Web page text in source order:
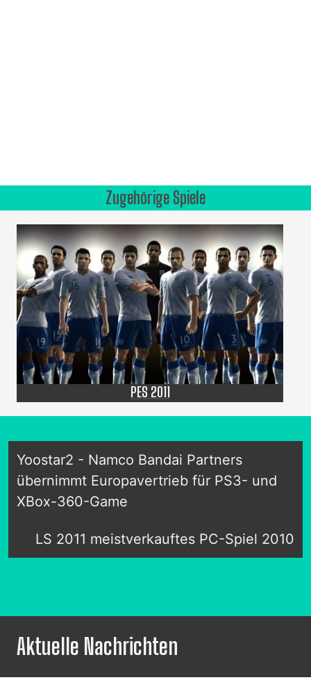
Zugehörige Spiele
PES 2011
Yoostar2 - Namco Bandai Partners
übernimmt Europavertrieb für PS3- und
XBox-360-Game
LS 2011 meistverkauftes PC-Spiel 2010
Aktuelle Nachrichten